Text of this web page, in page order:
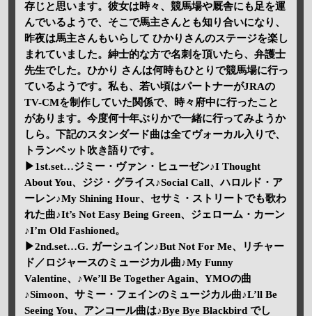
存じと思います。彼女は時々、競馬場や厩舎にも足を運
んでいるようで、そこで馬主さんとも知り合いになり、
昨夜は馬主さんもいらして ひかりさんのステージを楽し
まれていました。紳士的な方で名刺を頂いたら、弁護士
先生でした。ひかり さんは何時もひとりで競馬場に行っ
ているようです。私も、若い頃はパートナーがJRAの
TV-CMを制作していた関係で、時々府中に行ったこと
があります。今度何十年ぶりかで一緒に行ってみようか
しら。下記のスタンダード曲は全てヴォーカル入りで、
トランペット吹き語りです。
▶1st.set…ジミー・ヴァン・ヒューゼン♪I Thought
About You、ジジ・グライス♪Social Call、ハロルド・ア
ーレン♪My Shining Hour、セサミ・ストリートでも歌わ
れた曲♪It’s Not Easy Being Green、ジェローム・カーン
♪I’m Old Fashioned。
▶2nd.set…G. ガーシュイン♪But Not For Me、リチャー
ド／ロジャースのミュージカル曲♪My Funny
Valentine、♪We’ll Be Together Again、YMOの曲
♪Simoon、サミー・フェインのミュージカル曲♪L’ll Be
Seeing You、アンコール曲は♪Bye Bye Blackbird でし